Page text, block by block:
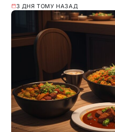
3 ДНЯ ТОМУ НАЗАД